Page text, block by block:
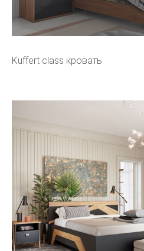
Kuffert class кровать